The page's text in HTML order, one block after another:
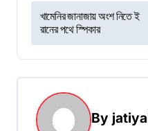
P
o
s
t
n
a
খামেনির জানাজায় অংশ নিতে ই
রানের পথে স্পিকার
By